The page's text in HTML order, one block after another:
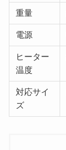
重量
電源
ヒーター
温度
対応サイ
ズ